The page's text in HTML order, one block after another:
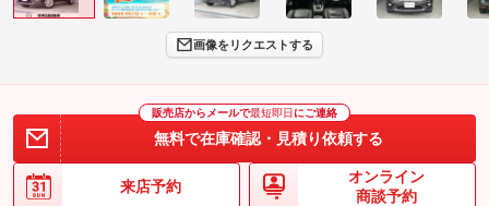
画像をリクエストする
販売店からメールで最短即日 にご連絡
無料で在庫確認・見積り依頼する
来店予約
オンライン
商談予約